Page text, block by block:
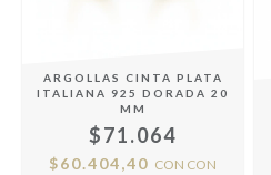
ARGOLLAS CINTA PLATA
ITALIANA 925 DORADA 20
MM
$71.064
$60.404,40 CON CON